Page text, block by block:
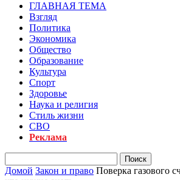
ГЛАВНАЯ ТЕМА
Взгляд
Политика
Экономика
Общество
Образование
Культура
Спорт
Здоровье
Наука и религия
Стиль жизни
СВО
Реклама
Домой Закон и право Поверка газового